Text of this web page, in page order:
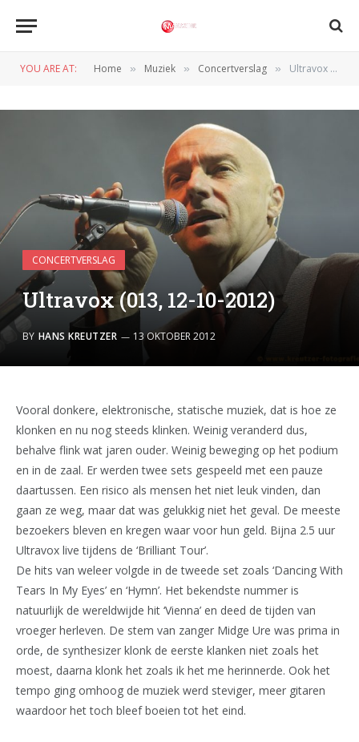
YOU ARE AT: Home » Muziek » Concertverslag » Ultravox (013, 12-10-2012)
CONCERTVERSLAG
Ultravox (013, 12-10-2012)
BY HANS KREUTZER 13 OKTOBER 2012
Vooral donkere, elektronische, statische muziek, dat is hoe ze
klonken en nu nog steeds klinken. Weinig veranderd dus,
behalve flink wat jaren ouder. Weinig beweging op het podium
en in de zaal. Er werden twee sets gespeeld met een pauze
daartussen. Een risico als mensen het niet leuk vinden, dan
gaan ze weg, maar dat was gelukkig niet het geval. De meeste
bezoekers bleven en kregen waar voor hun geld. Bijna 2.5 uur
Ultravox live tijdens de ‘Brilliant Tour’.
De hits van weleer volgde in de tweede set zoals ‘Dancing With
Tears In My Eyes’ en ‘Hymn’. Het bekendste nummer is
natuurlijk de wereldwijde hit ‘Vienna’ en deed de tijden van
vroeger herleven. De stem van zanger Midge Ure was prima in
orde, de synthesizer klonk de eerste klanken niet zoals het
moest, daarna klonk het zoals ik het me herinnerde. Ook het
tempo ging omhoog de muziek werd steviger, meer gitaren
waardoor het toch bleef boeien tot het eind.